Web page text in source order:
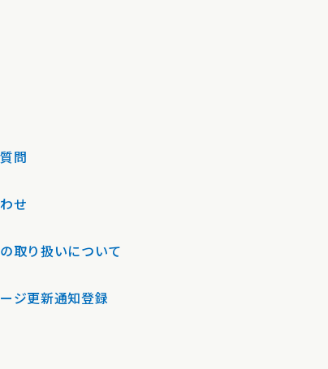
問
せ
取り扱いについて
ジ更新通知登録